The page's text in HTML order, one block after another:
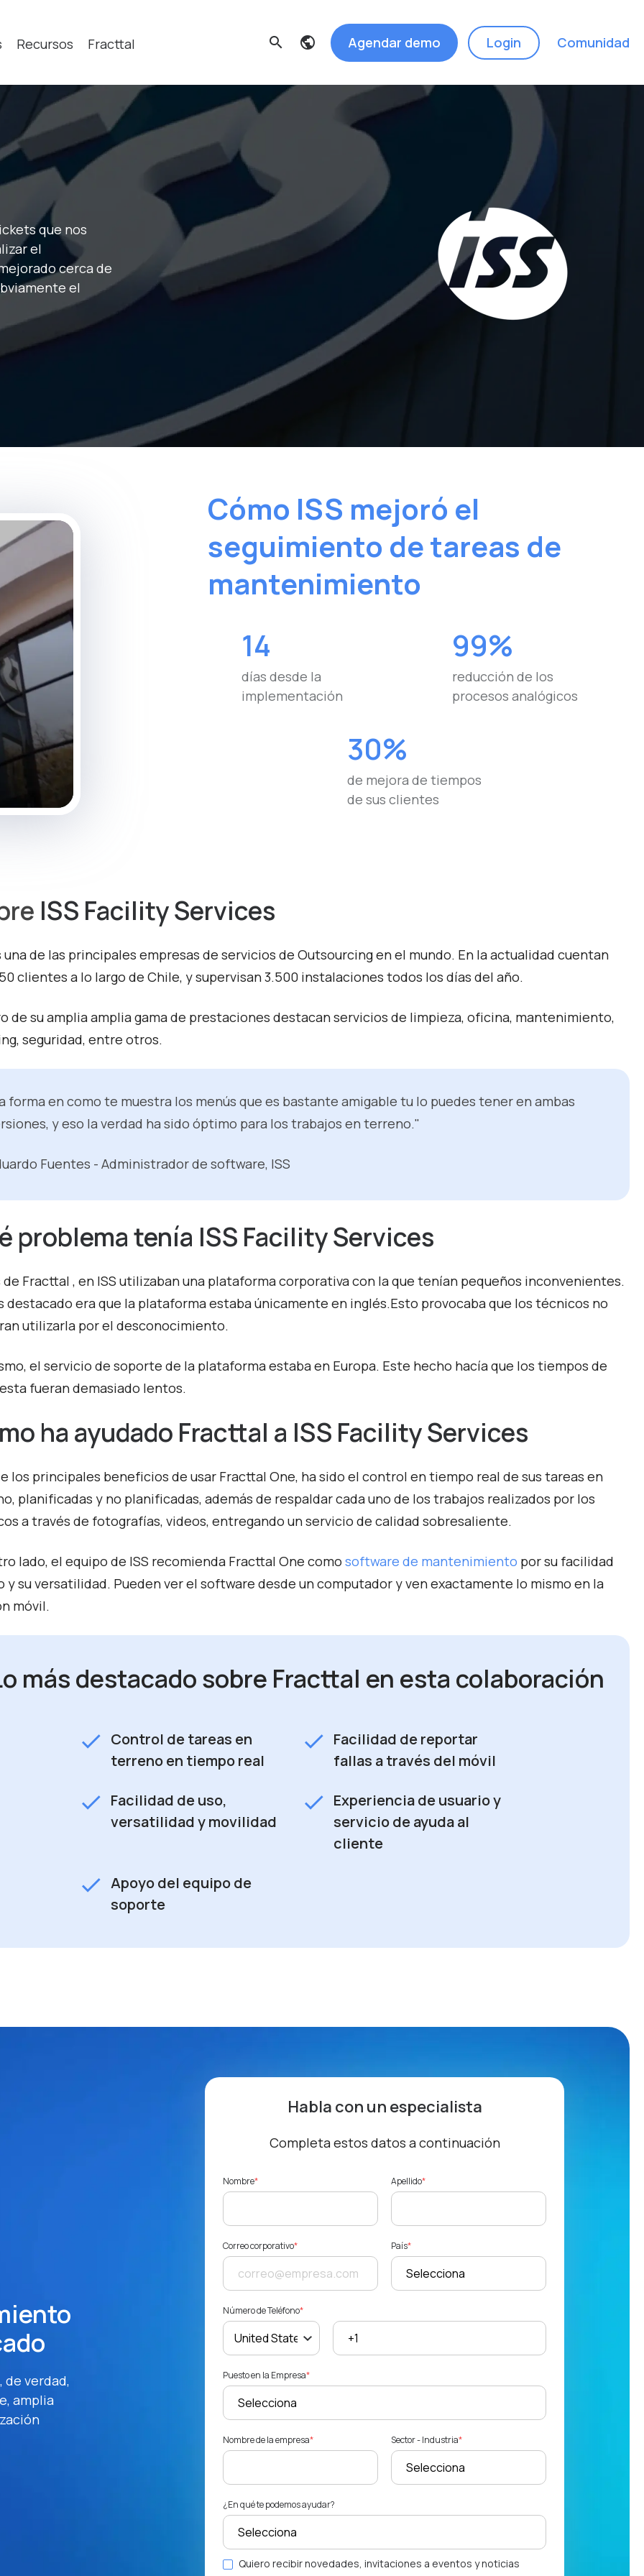
Recursos Fracttal search Agendar demo Login Comunidad
que nos
el
cerca de
el
Cómo ISS mejoró el
seguimiento de tareas de
mantenimiento
14
días desde la
implementación
99%
reducción de los
procesos analógicos
30%
de mejora de tiempos
de sus clientes
ISS Facility Services
una de las principales empresas de servicios de Outsourcing en el mundo. En la actualidad cuentan
clientes a lo largo de Chile, y supervisan 3.500 instalaciones todos los días del año.
de su amplia amplia gama de prestaciones destacan servicios de limpieza, oficina, mantenimiento,
seguridad, entre otros.
forma en como te muestra los menús que es bastante amigable tu lo puedes tener en ambas
y eso la verdad ha sido óptimo para los trabajos en terreno."
Fuentes - Administrador de software, ISS
problema tenía ISS Facility Services
de Fracttal , en ISS utilizaban una plataforma corporativa con la que tenían pequeños inconvenientes.
destacado era que la plataforma estaba únicamente en inglés.Esto provocaba que los técnicos no
utilizarla por el desconocimiento.
el servicio de soporte de la plataforma estaba en Europa. Este hecho hacía que los tiempos de
fueran demasiado lentos.
ha ayudado Fracttal a ISS Facility Services
los principales beneficios de usar Fracttal One, ha sido el control en tiempo real de sus tareas en
planificadas y no planificadas, además de respaldar cada uno de los trabajos realizados por los
a través de fotografías, videos, entregando un servicio de calidad sobresaliente.
lado, el equipo de ISS recomienda Fracttal One comosoftware de mantenimiento por su facilidad
y su versatilidad. Pueden ver el software desde un computador y ven exactamente lo mismo en la
móvil.
más destacado sobre Fracttal en esta colaboración
check Control de tareas en
terreno en tiempo real
check Facilidad de reportar
fallas a través del móvil
check Facilidad de uso,
versatilidad y movilidad
check Experiencia de usuario y
servicio de ayuda al
cliente
check Apoyo del equipo de
soporte
verdad,
amplia
Habla con un especialista
Completa estos datos a continuación
Nombre* Apellido*
Correo corporativo* País*
Número de Teléfono*
Puesto en la Empresa*
Nombre de la empresa* Sector - Industria*
¿En qué te podemos ayudar?
Quiero recibir novedades, invitaciones a eventos y noticias